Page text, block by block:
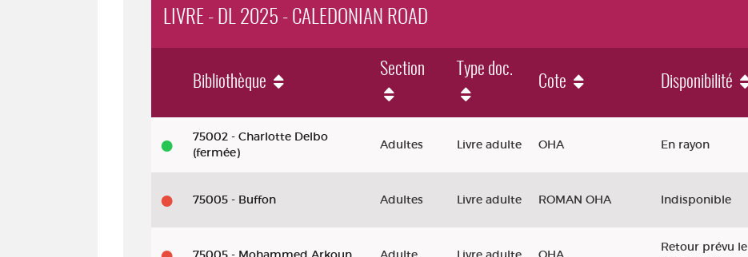
LIVRE - DL 2025 - CALEDONIAN ROAD
Livre - DL 2025 - Caledonian road
Bibliothèque
Section Type doc.
Cote Disponibilité
75002 - Charlotte Delbo
(fermée)
Adultes Livre adulte OHA En rayon
75005 - Buffon Adultes Livre adulte ROMAN OHA Indisponible
Retour prévu le